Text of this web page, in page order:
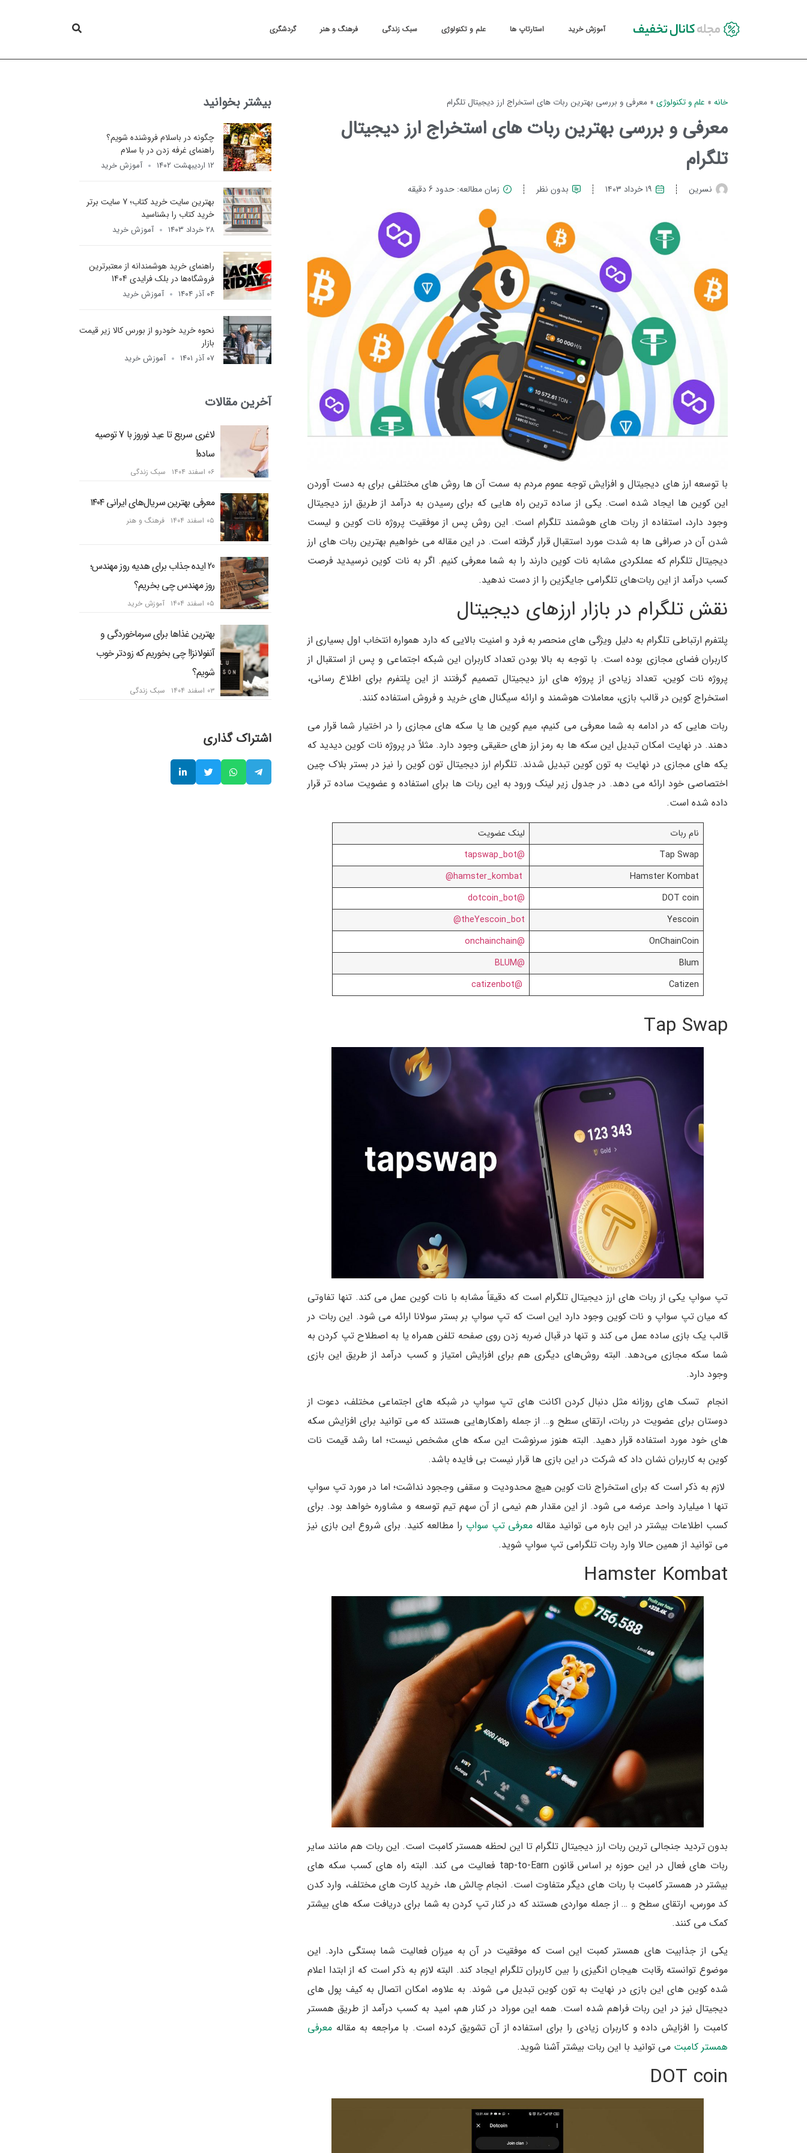
آموزش خرید استارتاپ ها علم و تکنولوژی سبک زندگی فرهنگ و هنر گردشگری
خانه » علم و تکنولوژی » معرفی و بررسی بهترین ربات‌ های استخراج ارز دیجیتال تلگرام
معرفی و بررسی بهترین ربات‌ های استخراج ارز دیجیتال
تلگرام
نسرین ۱۹ خرداد ۱۴۰۳ بدون نظر زمان مطالعه: حدود 6 دقیقه
با توسعه ارز های دیجیتال و افزایش توجه عموم مردم به سمت آن ها روش های مختلفی برای به دست آوردن
این کوین ها ایجاد شده است. یکی از ساده ترین راه هایی که برای رسیدن به درآمد از طریق ارز دیجیتال
وجود دارد، استفاده از ربات های هوشمند تلگرام است. این روش پس از موفقیت پروژه نات کوین و لیست
شدن آن در صرافی ها به شدت مورد استقبال قرار گرفته است. در این مقاله می خواهیم بهترین ربات های ارز
دیجیتال تلگرام که عملکردی مشابه نات کوین دارند را به شما معرفی کنیم. اگر به نات کوین نرسیدید فرصت
کسب درآمد از این ربات‌های تلگرامی جایگزین را از دست ندهید.
نقش تلگرام در بازار ارزهای دیجیتال
پلتفرم ارتباطی تلگرام به دلیل ویژگی های منحصر به فرد و امنیت بالایی که دارد همواره انتخاب اول بسیاری از
کاربران فضای مجازی بوده است. با توجه به بالا بودن تعداد کاربران این شبکه اجتماعی و پس از استقبال از
پروژه نات کوین، تعداد زیادی از پروژه های ارز دیجیتال تصمیم گرفتند از این پلتفرم برای اطلاع رسانی،
استخراج کوین در قالب بازی، معاملات هوشمند و ارائه سیگنال های خرید و فروش استفاده کنند.
ربات هایی که در ادامه به شما معرفی می کنیم، میم کوین ها یا سکه های مجازی را در اختیار شما قرار می
دهند. در نهایت امکان تبدیل این سکه ها به رمز ارز های حقیقی وجود دارد. مثلاً در پروژه نات کوین دیدید که
یکه های مجازی در نهایت به تون کوین تبدیل شدند. تلگرام ارز دیجیتال تون کوین را نیز در بستر بلاک چین
اختصاصی خود ارائه می دهد. در جدول زیر لینک ورود به این ربات ها برای استفاده و عضویت ساده تر قرار
داده شده است.
نام ربات
لینک عضویت
Tap Swap
@tapswap_bot
Hamster Kombat
hamster_kombat@
DOT coin
@dotcoin_bot
Yescoin
theYescoin_bot@
OnChainCoin
@onchainchain
Blum
@BLUM
Catizen
@catizenbot
Tap Swap
تپ سواپ یکی از ربات های ارز دیجیتال تلگرام است که دقیقاً مشابه با نات کوین عمل می کند. تنها تفاوتی
که میان تپ سواپ و نات کوین وجود دارد این است که تپ سواپ بر بستر سولانا ارائه می شود. این ربات در
قالب یک بازی ساده عمل می کند و تنها در قبال ضربه زدن روی صفحه تلفن همراه یا به اصطلاح تپ کردن به
شما سکه مجازی می‌دهد. البته روش‌های دیگری هم برای افزایش امتیاز و کسب درآمد از طریق این بازی
وجود دارد.
انجام تسک های روزانه مثل دنبال کردن اکانت های تپ سواپ در شبکه های اجتماعی مختلف، دعوت از
دوستان برای عضویت در ربات، ارتقای سطح و… از جمله راهکارهایی هستند که می توانید برای افزایش سکه
های خود مورد استفاده قرار دهید. البته هنوز سرنوشت این سکه های مشخص نیست؛ اما رشد قیمت نات
کوین به کاربران نشان داد که شرکت در این بازی ها قرار نیست بی فایده باشد.
لازم به ذکر است که برای استخراج نات کوین هیچ محدودیت و سقفی وججود نداشت؛ اما در مورد تپ سواپ
تنها 1 میلیارد واحد عرضه می شود. از این مقدار هم نیمی از آن سهم تیم توسعه و مشاوره خواهد بود. برای
کسب اطلاعات بیشتر در این باره می توانید مقاله معرفی تپ سواپ را مطالعه کنید. برای شروع این بازی نیز
می توانید از همین حالا وارد ربات تلگرامی تپ سواپ شوید.
Hamster Kombat
بدون تردید جنجالی ترین ربات ارز دیجیتال تلگرام تا این لحظه همستر کامبت است. این ربات هم مانند سایر
ربات های فعال در این حوزه بر اساس قانون tap-to-Earn فعالیت می کند. البته راه های کسب سکه های
بیشتر در همستر کامبت با ربات های دیگر متفاوت است. انجام چالش ها، خرید کارت های مختلف، وارد کدن
کد مورس، ارتقای سطح و … از جمله مواردی هستند که در کنار تپ کردن به شما برای دریافت سکه های بیشتر
کمک می کنند.
یکی از جذابیت های همستر کمبت این است که موفقیت در آن به میزان فعالیت شما بستگی دارد. این
موضوع توانسته رقابت هیجان انگیزی را بین کاربران تلگرام ایجاد کند. البته لازم به ذکر است که از ابتدا اعلام
شده کوین های این بازی در نهایت به تون کوین تبدیل می شوند. به علاوه، امکان اتصال به کیف پول های
دیجیتال نیز در این ربات فراهم شده است. همه این موراد در کنار هم، امید به کسب درآمد از طریق همستر
کامبت را افزایش داده و کاربران زیادی را برای استفاده از آن تشویق کرده است. با مراجعه به مقاله معرفی
همستر کامبت می توانید با این ربات بیشتر آشنا شوید.
DOT coin
بیشتر بخوانید
چگونه در باسلام فروشنده شویم؟
راهنمای غرفه زدن در با سلام
۱۲ اردیبهشت ۱۴۰۲ آموزش خرید
بهترین سایت خرید کتاب؛ 7 سایت برتر
خرید کتاب را بشناسید
۲۸ خرداد ۱۴۰۳ آموزش خرید
راهنمای خرید هوشمندانه از معتبرترین
فروشگاه‌ها در بلک فرایدی 1404
۰۴ آذر ۱۴۰۴ آموزش خرید
نحوه خرید خودرو از بورس کالا زیر قیمت
بازار
۰۷ آذر ۱۴۰۱ آموزش خرید
آخرین مقالات
لاغری سریع تا عید نوروز با 7 توصیه
ساده!
۰۶ اسفند ۱۴۰۴ سبک زندگی
معرفی بهترین سریال‌های ایرانی ۱۴۰۴
۰۵ اسفند ۱۴۰۴ فرهنگ و هنر
20 ایده جذاب برای هدیه روز مهندس؛
روز مهندس چی بخریم؟
۰۵ اسفند ۱۴۰۴ آموزش خرید
بهترین غذاها برای سرماخوردگی و
آنفولانزا! چی بخوریم که زودتر خوب
شویم؟
۰۳ اسفند ۱۴۰۴ سبک زندگی
اشتراک گذاری